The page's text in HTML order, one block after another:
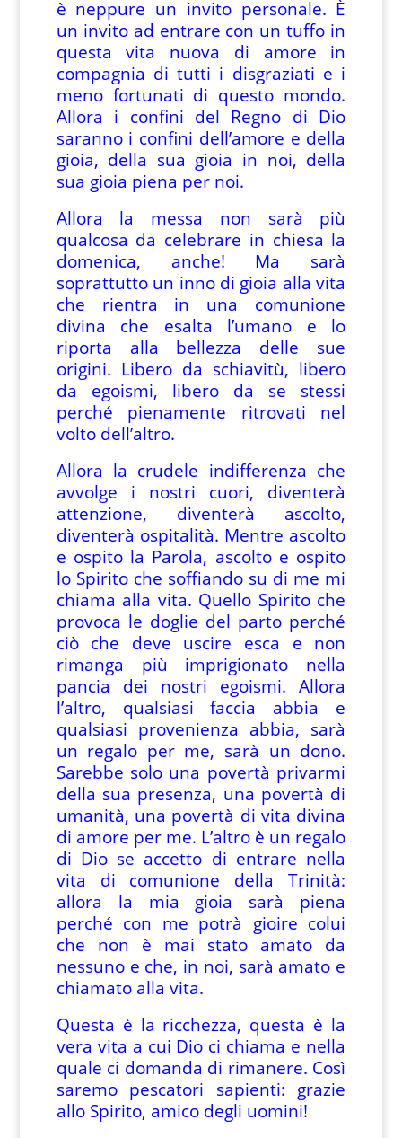
è neppure un invito personale. È
un invito ad entrare con un tuffo in
questa vita nuova di amore in
compagnia di tutti i disgraziati e i
meno fortunati di questo mondo.
Allora i confini del Regno di Dio
saranno i confini dell’amore e della
gioia, della sua gioia in noi, della
sua gioia piena per noi.
Allora la messa non sarà più
qualcosa da celebrare in chiesa la
domenica, anche! Ma sarà
soprattutto un inno di gioia alla vita
che rientra in una comunione
divina che esalta l’umano e lo
riporta alla bellezza delle sue
origini. Libero da schiavitù, libero
da egoismi, libero da se stessi
perché pienamente ritrovati nel
volto dell’altro.
Allora la crudele indifferenza che
avvolge i nostri cuori, diventerà
attenzione, diventerà ascolto,
diventerà ospitalità. Mentre ascolto
e ospito la Parola, ascolto e ospito
lo Spirito che soffiando su di me mi
chiama alla vita. Quello Spirito che
provoca le doglie del parto perché
ciò che deve uscire esca e non
rimanga più imprigionato nella
pancia dei nostri egoismi. Allora
l’altro, qualsiasi faccia abbia e
qualsiasi provenienza abbia, sarà
un regalo per me, sarà un dono.
Sarebbe solo una povertà privarmi
della sua presenza, una povertà di
umanità, una povertà di vita divina
di amore per me. L’altro è un regalo
di Dio se accetto di entrare nella
vita di comunione della Trinità:
allora la mia gioia sarà piena
perché con me potrà gioire colui
che non è mai stato amato da
nessuno e che, in noi, sarà amato e
chiamato alla vita.
Questa è la ricchezza, questa è la
vera vita a cui Dio ci chiama e nella
quale ci domanda di rimanere. Così
saremo pescatori sapienti: grazie
allo Spirito, amico degli uomini!